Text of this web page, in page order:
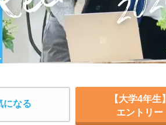
になる
【大学4年生】
エントリー